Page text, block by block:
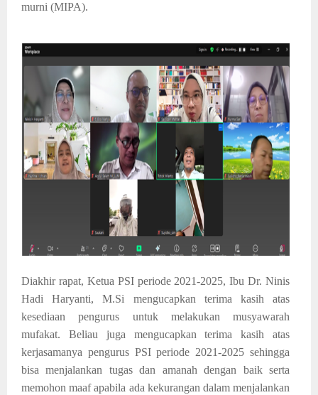
murni (MIPA).
Diakhir rapat, Ketua PSI periode 2021-2025, Ibu Dr. Ninis
Hadi Haryanti, M.Si mengucapkan terima kasih atas
kesediaan pengurus untuk melakukan musyawarah
mufakat. Beliau juga mengucapkan terima kasih atas
kerjasamanya pengurus PSI periode 2021-2025 sehingga
bisa menjalankan tugas dan amanah dengan baik serta
memohon maaf apabila ada kekurangan dalam menjalankan